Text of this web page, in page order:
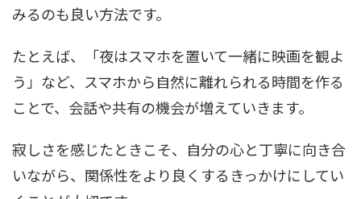
みるのも良い方法です。
たとえば、「夜はスマホを置いて一緒に映画を観よ
う」など、スマホから自然に離れられる時間を作る
ことで、会話や共有の機会が増えていきます。
寂しさを感じたときこそ、自分の心と丁寧に向き合
いながら、関係性をより良くするきっかけにしてい